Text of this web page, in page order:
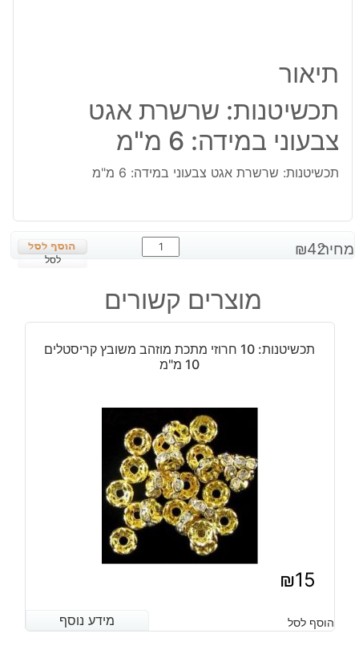
תיאור
תכשיטנות: שרשרת אגט
צבעוני במידה: 6 מ"מ
תכשיטנות: שרשרת אגט צבעוני במידה: 6 מ"מ
מחיר: ₪42
כמות
של
שרשרת
אגט
במידה:
לסל
מוצרים קשורים
תכשיטנות: 10 חרוזי מתכת מוזהב משובץ קריסטלים
10 מ"מ
₪15
מידע נוסף הוסף לסל מידע נוסף